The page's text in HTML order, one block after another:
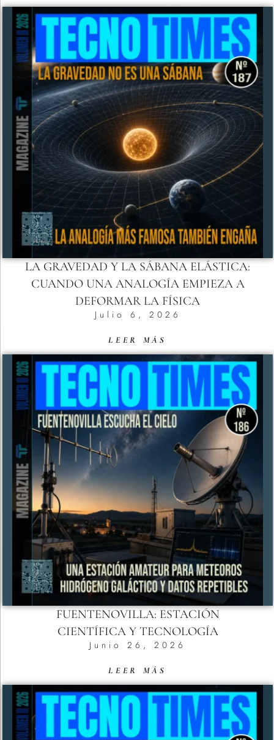
LA GRAVEDAD Y LA SÁBANA ELÁSTICA:
CUANDO UNA ANALOGÍA EMPIEZA A
DEFORMAR LA FÍSICA
Julio 6, 2026
LEER MÁS
FUENTENOVILLA: ESTACIÓN
CIENTÍFICA Y TECNOLOGÍA
Junio 26, 2026
LEER MÁS